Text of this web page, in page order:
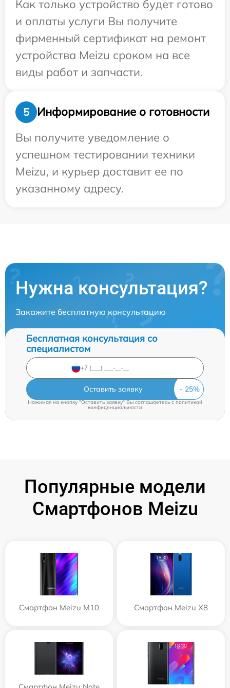
Как только устройство будет готово
и оплаты услуги Вы получите
фирменный сертификат на ремонт
устройства Meizu сроком на все
виды работ и запчасти.
5
Информирование о готовности
Вы получите уведомление о
успешном тестировании техники
Meizu, и курьер доставит ее по
указанному адресу.
Нужна консультация?
Закажите бесплатную консультацию
Бесплатная консультация со
специалистом
Оставить заявку
Нажимая на кнопку "Оставить заявку" Вы соглашаетесь cполитикой
конфиденциальности
Популярные модели
Смартфонов Meizu
Смартфон Meizu M10 Смартфон Meizu X8